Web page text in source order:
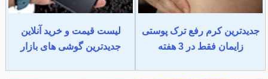
جدیدترین کرم رفع ترک پوستی
زایمان فقط در 3 هفته
لیست قیمت و خرید آنلاین
جدیدترین گوشی های بازار